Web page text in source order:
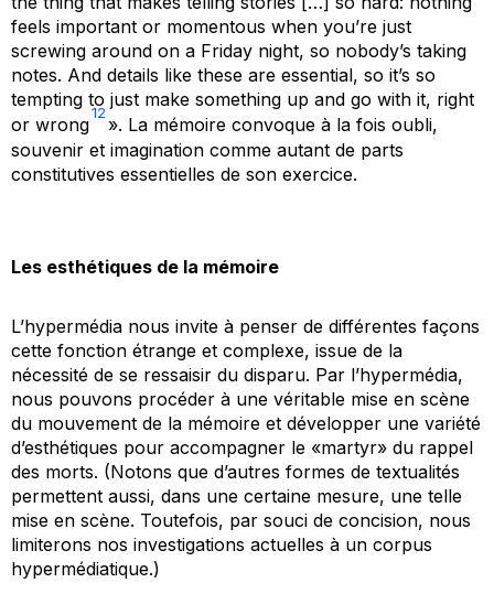
feels important or momentous when you’re just
screwing around on a Friday night, so nobody’s taking
notes. And details like these are essential, so it’s so
tempting to just make something up and go with it, right
or wrong
12
». La mémoire convoque à la fois oubli,
souvenir et imagination comme autant de parts
constitutives essentielles de son exercice.
Les esthétiques de la mémoire
L’hypermédia nous invite à penser de différentes façons
cette fonction étrange et complexe, issue de la
nécessité de se ressaisir du disparu. Par l’hypermédia,
nous pouvons procéder à une véritable mise en scène
du mouvement de la mémoire et développer une variété
d’esthétiques pour accompagner le «martyr» du rappel
des morts. (Notons que d’autres formes de textualités
permettent aussi, dans une certaine mesure, une telle
mise en scène. Toutefois, par souci de concision, nous
limiterons nos investigations actuelles à un corpus
hypermédiatique.)